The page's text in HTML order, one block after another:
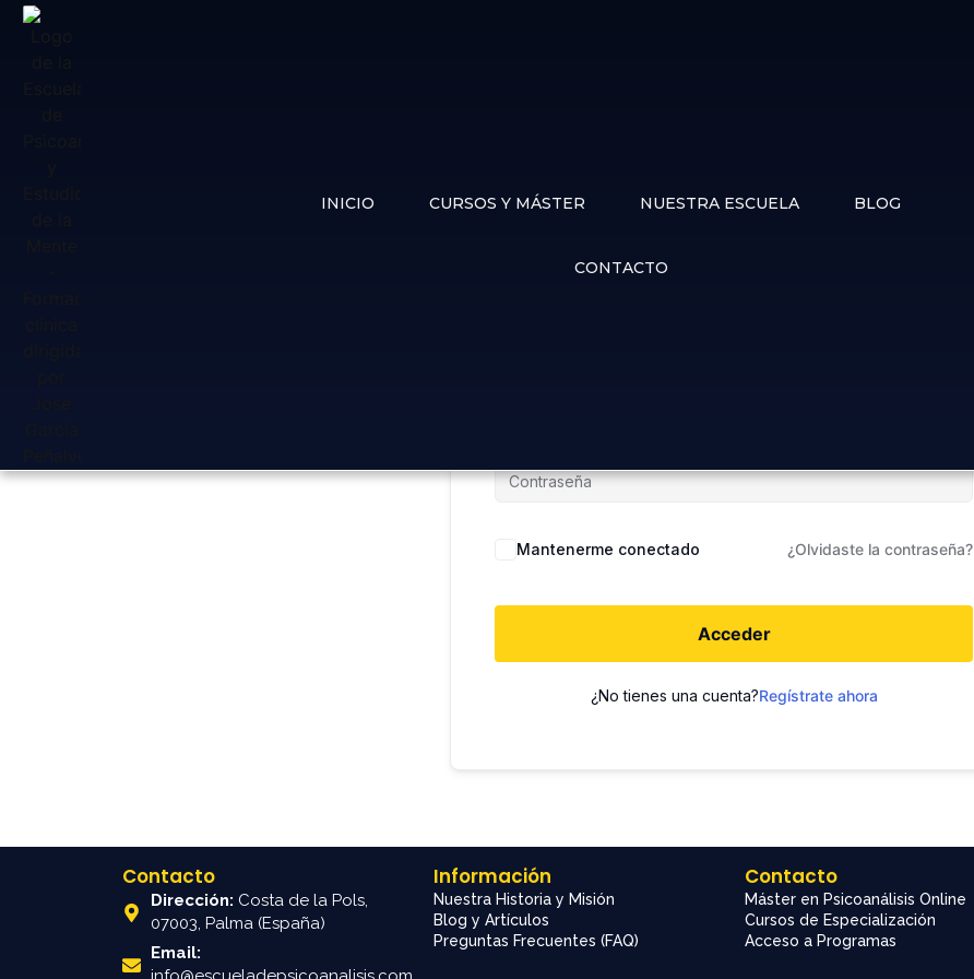
INICIO CURSOS Y MÁSTER NUESTRA ESCUELA BLOG
CONTACTO
Mantenerme conectado ¿Olvidaste la contraseña?
Acceder
¿No tienes una cuenta?Regístrate ahora
Contacto
Dirección: Costa de la Pols,
07003, Palma (España)
Email:
Información
Nuestra Historia y Misión
Blog y Artículos
Preguntas Frecuentes (FAQ)
Contacto
Máster en Psicoanálisis Online
Cursos de Especialización
Acceso a Programas